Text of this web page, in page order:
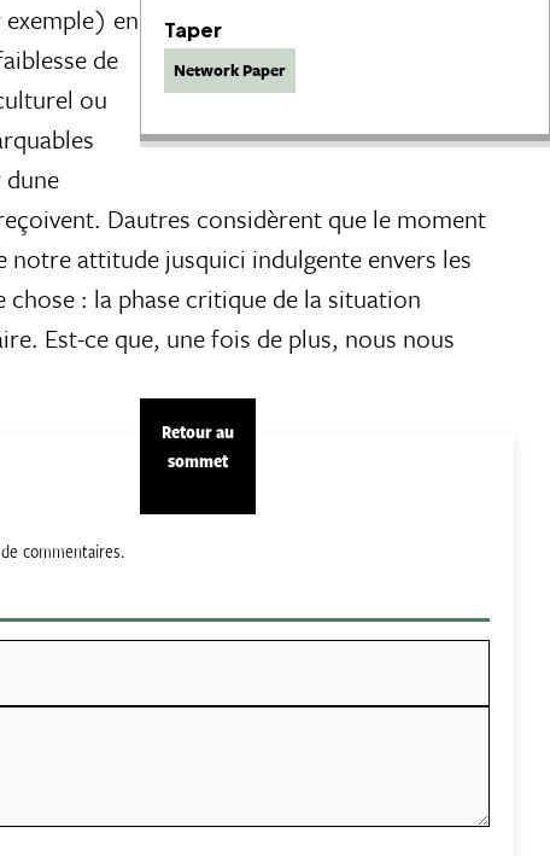
Taper
Network Paper
exemple) en
de
ou
Dautres considèrent que le moment
attitude jusquici indulgente envers les
: la phase critique de la situation
Est-ce que, une fois de plus, nous nous
Retour au
sommet
commentaires.